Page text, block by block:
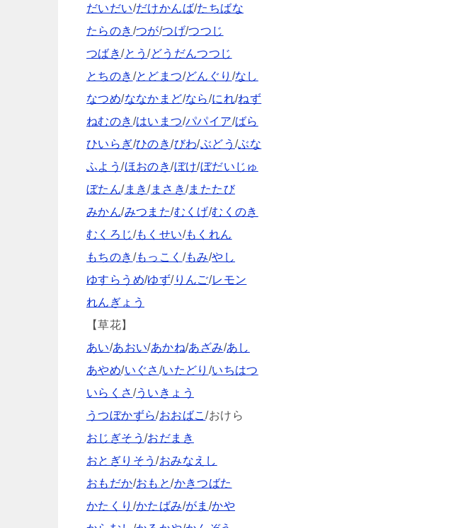
だいだい/だけかんば/たちばな
たらのき /つが/つげ/つつじ
つばき/とう/どうだんつつじ
とちのき /とどまつ/どんぐり /なし
なつめ/ななかまど/なら/にれ/ねず
ねむのき /はいまつ/パパイア/ばら
ひいらぎ/ひのき/びわ/ぶどう/ぶな
ふよう/ほおのき/ぼけ/ぼだいじゅ
ぼたん/まき/まさき/またたび
みかん/みつまた/むくげ/むくのき
むくろじ/もくせい/もくれん
もちのき /もっこく /もみ/やし
ゆすらうめ/ゆず/りんご/レモン
れんぎょう
【草花】
あい/あおい/あかね/あざみ/あし
あやめ/いぐさ /いたどり /いちはつ
いらくさ /ういきょう
うつぼかずら/おおばこ/おけら
おじぎそう /おだまき
おとぎりそう/おみなえし
おもだか/おもと/かきつばた
かたくり /かたばみ/がま /かや